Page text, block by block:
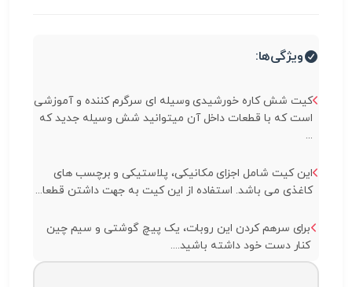
ویژگی‌ها:
کیت شش کاره خورشیدی وسیله ای سرگرم کننده و آموزشی
است که با قطعات داخل آن میتوانید شش وسیله جدید که
...
این کیت شامل اجزای مکانیکی، پلاستیکی و برچسب های
کاغذی می باشد. استفاده از این کیت به جهت داشتن قطعا...
برای سرهم کردن این روبات، یک پیچ گوشتی و سیم چین
کنار دست خود داشته باشید....